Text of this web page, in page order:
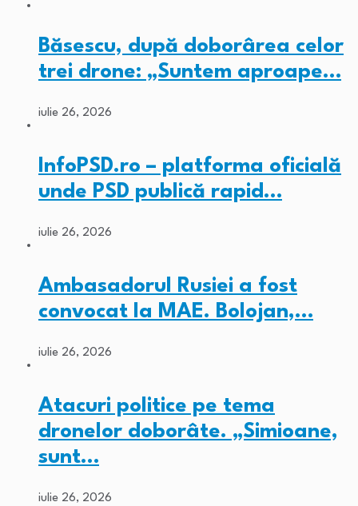
Băsescu, după doborârea celor
trei drone: „Suntem aproape…
iulie 26, 2026
InfoPSD.ro – platforma oficială
unde PSD publică rapid…
iulie 26, 2026
Ambasadorul Rusiei a fost
convocat la MAE. Bolojan,…
iulie 26, 2026
Atacuri politice pe tema
dronelor doborâte. „Simioane,
sunt…
iulie 26, 2026